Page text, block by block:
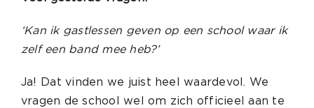
‘Kan ik gastlessen geven op een school waar ik
zelf een band mee heb?’
Ja! Dat vinden we juist heel waardevol. We
vragen de school wel om zich officieel aan te